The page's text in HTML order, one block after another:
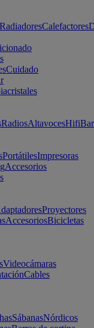
RadiadoresCalefactores
Cuidado
RadiosAltavocesHifi
PortátilesImpresoras
Accesorios
Proyectores
AccesoriosBicicletas
Videocámaras
Cables
SábanasNórdicos